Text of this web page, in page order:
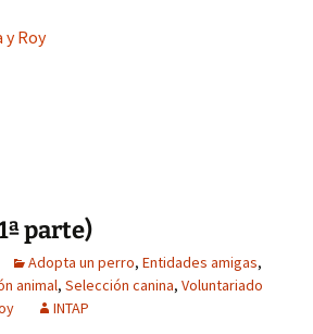
y Roy (2ª parte)
parte)
Adopta un perro, Entidades amigas,
animal, Selección canina, Voluntariado
INTAP